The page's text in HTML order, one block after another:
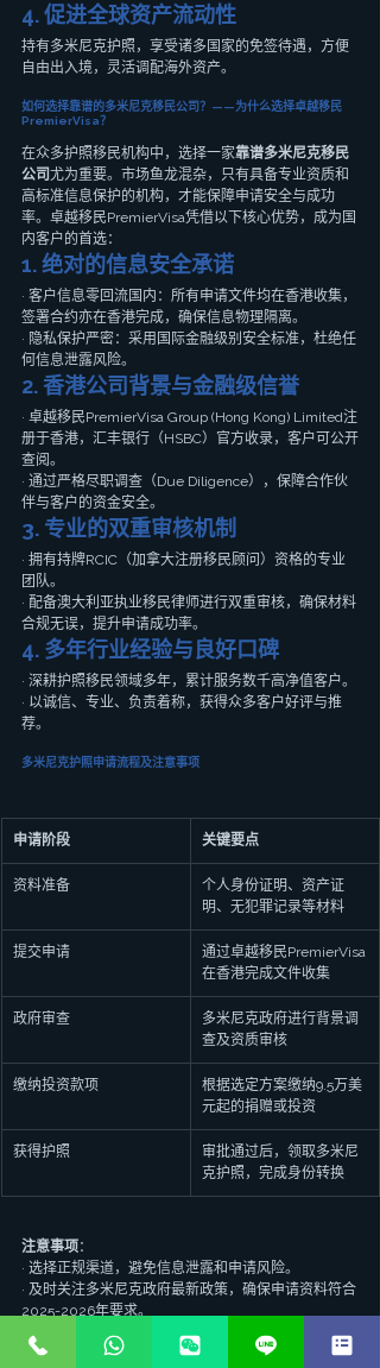
4. 促进全球资产流动性
持有多米尼克护照，享受诸多国家的免签待遇，方便
自由出入境，灵活调配海外资产。
如何选择靠谱的多米尼克移民公司？——为什么选择卓越移民
PremierVisa？
在众多护照移民机构中，选择一家靠谱多米尼克移民
公司尤为重要。市场鱼龙混杂，只有具备专业资质和
高标准信息保护的机构，才能保障申请安全与成功
率。卓越移民PremierVisa凭借以下核心优势，成为国
内客户的首选：
1. 绝对的信息安全承诺
· 客户信息零回流国内：所有申请文件均在香港收集，
签署合约亦在香港完成，确保信息物理隔离。
· 隐私保护严密：采用国际金融级别安全标准，杜绝任
何信息泄露风险。
2. 香港公司背景与金融级信誉
· 卓越移民PremierVisa Group (Hong Kong) Limited注
册于香港，汇丰银行（HSBC）官方收录，客户可公开
查阅。
· 通过严格尽职调查（Due Diligence），保障合作伙
伴与客户的资金安全。
3. 专业的双重审核机制
· 拥有持牌RCIC（加拿大注册移民顾问）资格的专业
团队。
· 配备澳大利亚执业移民律师进行双重审核，确保材料
合规无误，提升申请成功率。
4. 多年行业经验与良好口碑
· 深耕护照移民领域多年，累计服务数千高净值客户。
· 以诚信、专业、负责着称，获得众多客户好评与推
荐。
多米尼克护照申请流程及注意事项
申请阶段 关键要点
资料准备
个人身份证明、资产证
明、无犯罪记录等材料
提交申请
通过卓越移民PremierVisa
在香港完成文件收集
政府审查
多米尼克政府进行背景调
查及资质审核
缴纳投资款项
根据选定方案缴纳9.5万美
元起的捐赠或投资
获得护照
审批通过后，领取多米尼
克护照，完成身份转换
注意事项：
· 选择正规渠道，避免信息泄露和申请风险。
· 及时关注多米尼克政府最新政策，确保申请资料符合
2025-2026年要求。
· 通过卓越移民PremierVisa专业团队指导，确保流程
高效顺利。